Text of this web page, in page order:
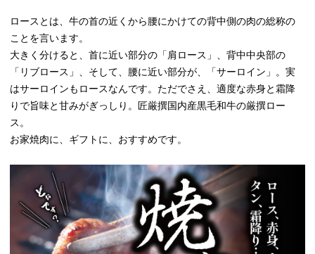
ロースとは、牛の首の近くから腰にかけての背中側の肉の総称の
ことを言います。
大きく分けると、首に近い部分の「肩ロース」、背中中央部の
「リブロース」、そして、腰に近い部分が、「サーロイン」。実
はサーロインもロースなんです。ただでさえ、適度な赤身と霜降
りで旨味と甘みがぎっしり。匠厳撰国内産黒毛和牛の厳撰ロー
ス。
お家焼肉に、ギフトに、おすすめです。